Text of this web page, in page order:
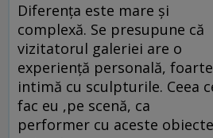
Diferența este mare și
complexă. Se presupune că
vizitatorul galeriei are o
experiență personală, foarte
intimă cu sculpturile. Ceea
fac eu ,pe scenă, ca
performer cu aceste obiecte